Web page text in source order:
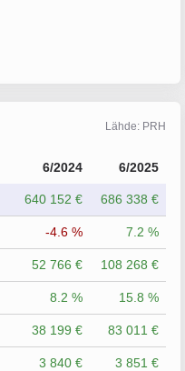
Lähde: PRH
6/2024 6/2025
640 152 € 686 338 €
-4.6 % 7.2 %
52 766 € 108 268 €
8.2 % 15.8 %
38 199 € 83 011 €
3 840 € 3 851 €